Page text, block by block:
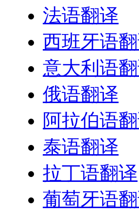
法语翻译
西班牙语
意大利语
俄语翻译
阿拉伯语
泰语翻译
拉丁语翻译
葡萄牙语